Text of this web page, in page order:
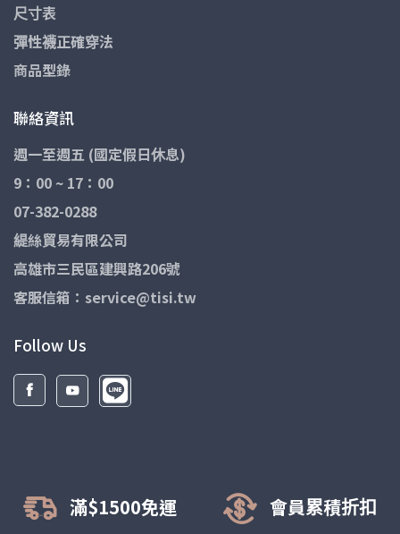
尺寸表
彈性襪正確穿法
商品型錄
聯絡資訊
週一至週五 (國定假日休息)
9：00 ~ 17：00
07-382-0288
緹絲貿易有限公司
高雄市三民區建興路206號
客服信箱：service@tisi.tw
Follow Us
滿$1500免運 會員累積折扣